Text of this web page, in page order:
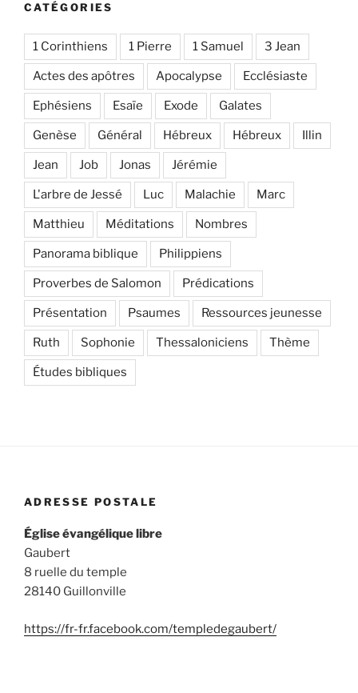
CATÉGORIES
1 Corinthiens 1 Pierre 1 Samuel 3 Jean
Actes des apôtres Apocalypse Ecclésiaste
Ephésiens Esaïe Exode Galates
Genèse Général Hébreux Hébreux Illin
Jean Job Jonas Jérémie
L'arbre de Jessé Luc Malachie Marc
Matthieu Méditations Nombres
Panorama biblique Philippiens
Proverbes de Salomon Prédications
Présentation Psaumes Ressources jeunesse
Ruth Sophonie Thessaloniciens Thème
Études bibliques
ADRESSE POSTALE
Église évangélique libre
Gaubert
8 ruelle du temple
28140 Guillonville
https://fr-fr.facebook.com/templedegaubert/